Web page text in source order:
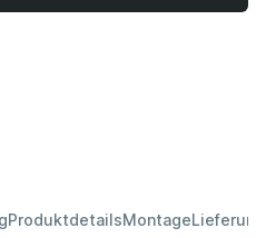
ProduktdetailsMontage